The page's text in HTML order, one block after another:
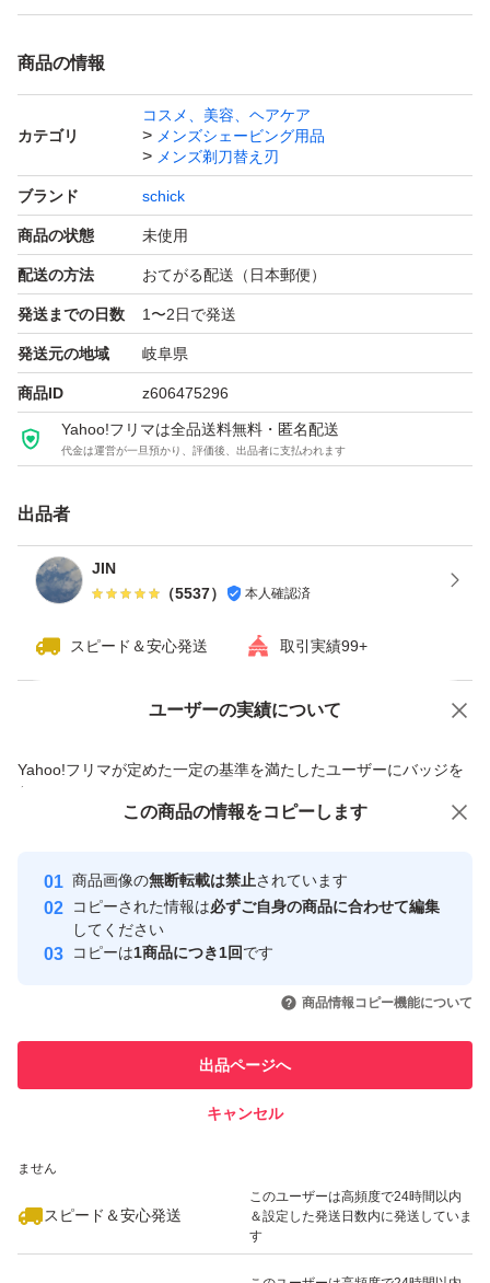
#シックハイドロ
#替刃
商品の情報
カテゴリ
コスメ、美容、ヘアケア
メンズシェービング用品
メンズ剃刀替え刃
ブランド schick
商品の状態 未使用
配送の方法 おてがる配送（日本郵便）
発送までの日数 1〜2日で発送
発送元の地域 岐阜県
商品ID z606475296
Yahoo!フリマは全品送料無料・匿名配送
代金は運営が一旦預かり、評価後、出品者に支払われます
出品者
JIN
（5537） 本人確認済
スピード＆安心発送 取引実績99+
ユーザーの実績について
Yahoo!フリマが定めた一定の基準を満たしたユーザーにバッジを
付与しています
安心取引出品者
心・安全なユーザーです
取引実績
引を完了させた実績があります
での取引実績があります
ません
スピード＆安心発送
このユーザーは高頻度で24時間以内
＆設定した発送日数内に発送していま
す
価格の相談 商品への質問
この商品の情報をコピーします
商品画像の無断転載は禁止されています
コピーされた情報は必ずご自身の商品に合わせて編集
してください
コピーは1商品につき1回です
商品情報コピー機能について
出品ページへ
キャンセル
この商品をみている人にオススメ